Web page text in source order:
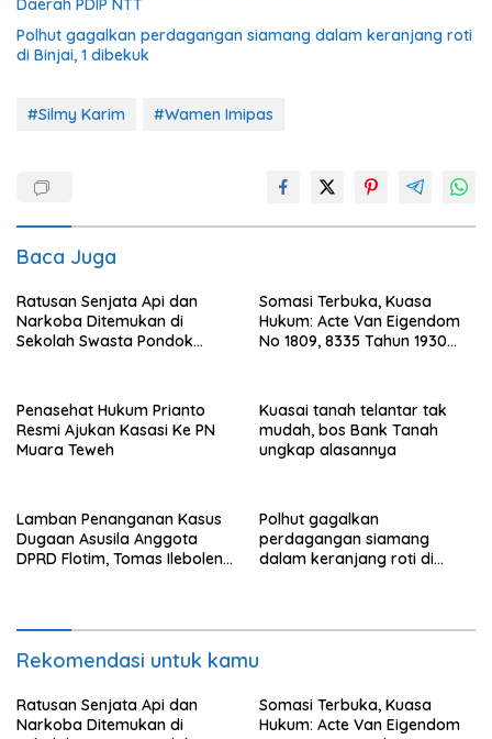
Daerah PDIP NTT
Polhut gagalkan perdagangan siamang dalam keranjang roti
di Binjai, 1 dibekuk
#Silmy Karim #Wamen Imipas
Baca Juga
Ratusan Senjata Api dan
Narkoba Ditemukan di
Sekolah Swasta Pondok
Somasi Terbuka, Kuasa
Hukum: Acte Van Eigendom
No 1809, 8335 Tahun 1930
Saamah
Penasehat Hukum Prianto
Resmi Ajukan Kasasi Ke PN
Muara Teweh
Kuasai tanah telantar tak
mudah, bos Bank Tanah
ungkap alasannya
Lamban Penanganan Kasus
Dugaan Asusila Anggota
DPRD Flotim, Tomas Ileboleng
Polhut gagalkan
perdagangan siamang
dalam keranjang roti di
Rekomendasi untuk kamu
Ratusan Senjata Api dan
Narkoba Ditemukan di
Somasi Terbuka, Kuasa
Hukum: Acte Van Eigendom